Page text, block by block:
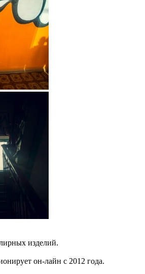
изделий.
он-лайн с 2012 года.